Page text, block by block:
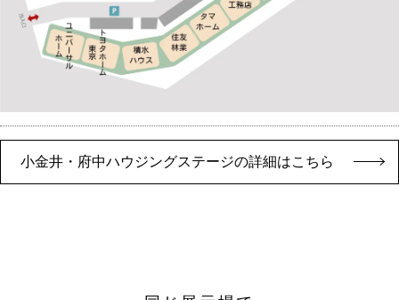
小金井・府中ハウジングステージの詳細はこちら